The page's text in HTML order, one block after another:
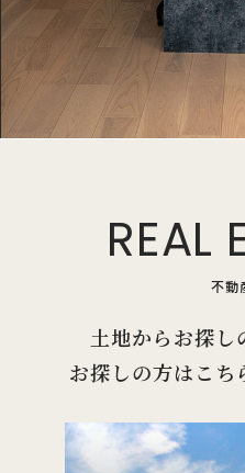
REAL
不動
土地からお探し
お探しの方はこち